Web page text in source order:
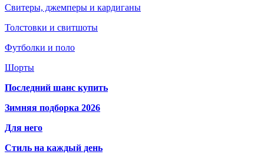
Свитеры, джемперы и кардиганы
Толстовки и свитшоты
Футболки и поло
Шорты
Последний шанс купить
Зимняя подборка 2026
Для него
Стиль на каждый день